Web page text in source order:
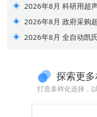
2026年8月 科研用超
2026年8月 政府采购
2026年8月 全自动凯
探索更
打造多样化选择，